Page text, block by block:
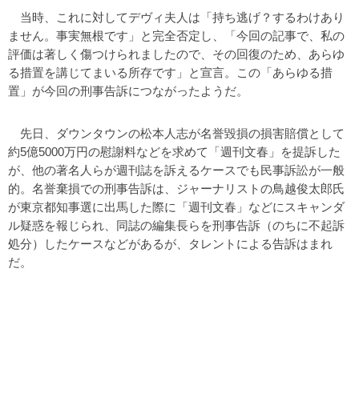
当時、これに対してデヴィ夫人は「持ち逃げ？するわけあり
ません。事実無根です」と完全否定し、「今回の記事で、私の
評価は著しく傷つけられましたので、その回復のため、あらゆ
る措置を講じてまいる所存です」と宣言。この「あらゆる措
置」が今回の刑事告訴につながったようだ。
先日、ダウンタウンの松本人志が名誉毀損の損害賠償として
約5億5000万円の慰謝料などを求めて「週刊文春」を提訴した
が、他の著名人らが週刊誌を訴えるケースでも民事訴訟が一般
的。名誉棄損での刑事告訴は、ジャーナリストの鳥越俊太郎氏
が東京都知事選に出馬した際に「週刊文春」などにスキャンダ
ル疑惑を報じられ、同誌の編集長らを刑事告訴（のちに不起訴
処分）したケースなどがあるが、タレントによる告訴はまれ
だ。